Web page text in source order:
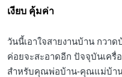
เงียบ คุ้มค่า
วันนี้เอาใจสายงานบ้าน กวา
ค่อยจะสะอาดอีก ปัจจุบันเครื่
สำหรับคุณพ่อบ้าน-คุณแม่บ้าน